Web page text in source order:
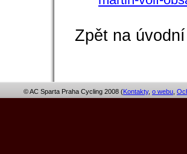
Zpět na
© AC Sparta Praha Cycling 2008 (Kontakty, o webu